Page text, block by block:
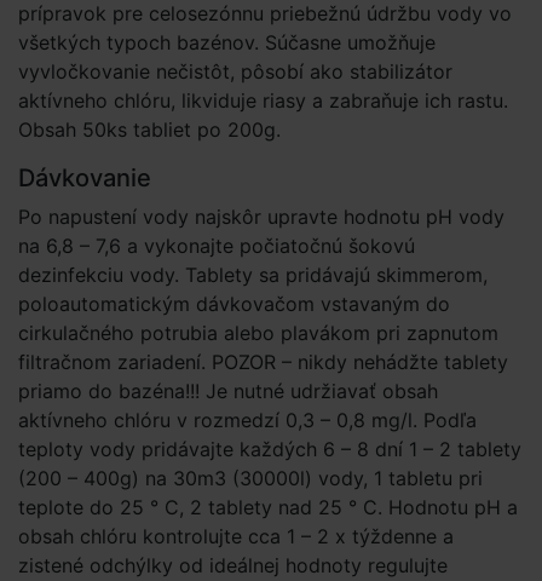
prípravok pre celosezónnu priebežnú údržbu vody vo
všetkých typoch bazénov. Súčasne umožňuje
vyvločkovanie nečistôt, pôsobí ako stabilizátor
aktívneho chlóru, likviduje riasy a zabraňuje ich rastu.
Obsah 50ks tabliet po 200g.
Dávkovanie
Po napustení vody najskôr upravte hodnotu pH vody
na 6,8 – 7,6 a vykonajte počiatočnú šokovú
dezinfekciu vody. Tablety sa pridávajú skimmerom,
poloautomatickým dávkovačom vstavaným do
cirkulačného potrubia alebo plavákom pri zapnutom
filtračnom zariadení. POZOR – nikdy nehádžte tablety
priamo do bazéna!!! Je nutné udržiavať obsah
aktívneho chlóru v rozmedzí 0,3 – 0,8 mg/l. Podľa
teploty vody pridávajte každých 6 – 8 dní 1 – 2 tablety
(200 – 400g) na 30m3 (30000l) vody, 1 tabletu pri
teplote do 25 ° C, 2 tablety nad 25 ° C. Hodnotu pH a
obsah chlóru kontrolujte cca 1 – 2 x týždenne a
zistené odchýlky od ideálnej hodnoty regulujte